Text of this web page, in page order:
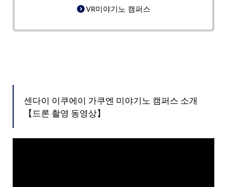
VR미야기노 캠퍼스
센다이 이쿠에이 가쿠엔 미야기노 캠퍼스 소개
【드론 촬영 동영상】